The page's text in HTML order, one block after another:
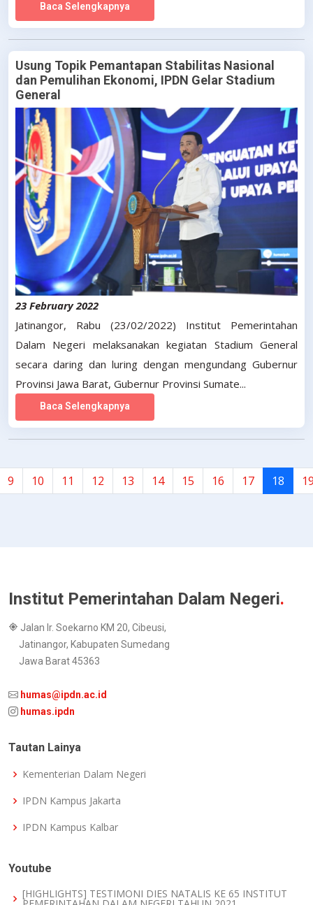
Baca Selengkapnya
Usung Topik Pemantapan Stabilitas Nasional
dan Pemulihan Ekonomi, IPDN Gelar Stadium
General
23 February 2022
Jatinangor, Rabu (23/02/2022) Institut Pemerintahan
Dalam Negeri melaksanakan kegiatan Stadium General
secara daring dan luring dengan mengundang Gubernur
Provinsi Jawa Barat, Gubernur Provinsi Sumate...
Baca Selengkapnya
9 10 11 12 13 14 15 16 17 18
Institut Pemerintahan Dalam Negeri.
Jalan Ir. Soekarno KM 20, Cibeusi,
Jatinangor, Kabupaten Sumedang
Jawa Barat 45363
humas@ipdn.ac.id
humas.ipdn
Tautan Lainya
Kementerian Dalam Negeri
IPDN Kampus Jakarta
IPDN Kampus Kalbar
Youtube
[HIGHLIGHTS] TESTIMONI DIES NATALIS KE 65 INSTITUT